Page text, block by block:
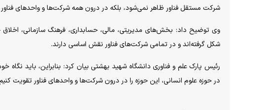
شرکت مستقل فناور ظاهر نمی‌شود، بلکه در درون همه شرکت‌ها و واحد‌های
وی توضیح داد: بخش‌های مدیریتی، مالی، حسابداری، فرهنگ سازمانی، اخلاق
شکل گرفته‌اند و در تمامی شرکت‌های فناور نقش اساسی دارند.
رئیس پارک علم و فناوری دانشگاه شهید بهشتی بیان کرد: بنابراین، باید
در حوزه علوم انسانی، این حوزه را در درون شرکت‌ها و واحد‌های فناور تقویت